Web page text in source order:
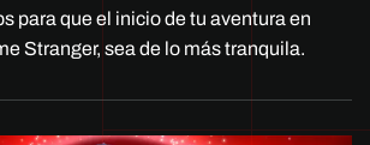
para que el inicio de tu aventura en
Stranger, sea de lo más tranquila.